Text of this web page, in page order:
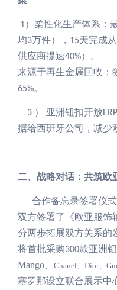
1）柔性化生产体系：
均3万件）， 15天完成
供应商提速40%）。
来源于再生金属回收；
65%。
3 ） 亚洲钮扣开放ERP
据给西班牙公司，减少
二、战略对话：共筑欧
合作备忘录签署仪
双方签署了《欧亚服饰
分两步拓展双方关系的
将首批采购300款亚洲
Mango
Chanel Dior、
塞罗那设立联合展示中